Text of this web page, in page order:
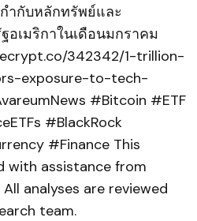
ำกับหลักทรัพย์และ
เมริกาในเดือนมกราคม
342342/1-trillion-
exposure-to-tech-
#Bitcoin #ETF
#BlackRock
#Finance This
with assistance from
analyses are reviewed
team.